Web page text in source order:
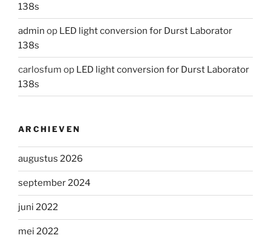
138s
admin op LED light conversion for Durst Laborator
138s
carlosfum op LED light conversion for Durst Laborator
138s
ARCHIEVEN
augustus 2026
september 2024
juni 2022
mei 2022